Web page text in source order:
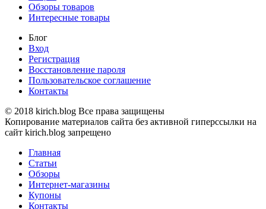
Обзоры товаров
Интересные товары
Блог
Вход
Регистрация
Восстановление пароля
Пользовательское соглашение
Контакты
© 2018 kirich.blog Все права защищены
Копирование материалов сайта без активной гиперссылки на
сайт kirich.blog запрещено
Главная
Статьи
Обзоры
Интернет-магазины
Купоны
Контакты